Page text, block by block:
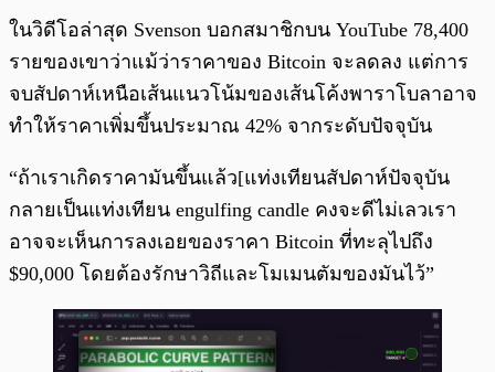
ในวิดีโอล่าสุด Svenson บอกสมาชิกบน YouTube 78,400
รายของเขาว่าแม้ว่าราคาของ Bitcoin จะลดลง แต่การ
จบสัปดาห์เหนือเส้นแนวโน้มของเส้นโค้งพาราโบลาอาจ
ทำให้ราคาเพิ่มขึ้นประมาณ 42% จากระดับปัจจุบัน
“ถ้าเราเกิดราคามันขึ้นแล้ว[แท่งเทียนสัปดาห์ปัจจุบัน
กลายเป็นแท่งเทียน engulfing candle คงจะดีไม่เลวเรา
อาจจะเห็นการลงเอยของราคา Bitcoin ที่ทะลุไปถึง
$90,000 โดยต้องรักษาวิถีและโมเมนตัมของมันไว้”